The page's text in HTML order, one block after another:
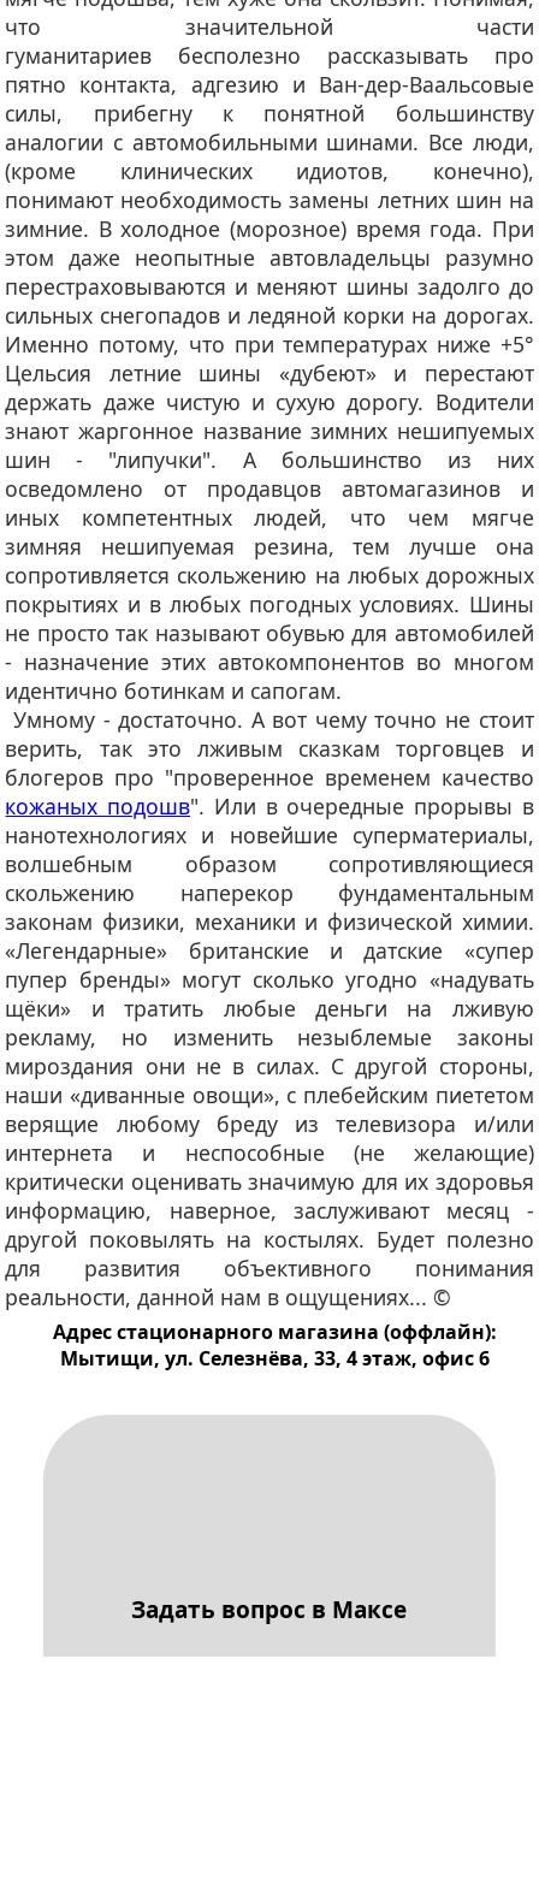
что значительной части
гуманитариев бесполезно рассказывать про
пятно контакта, адгезию и Ван-дер-Ваальсовые
силы, прибегну к понятной большинству
аналогии с автомобильными шинами. Все люди,
(кроме клинических идиотов, конечно),
понимают необходимость замены летних шин на
зимние. В холодное (морозное) время года. При
этом даже неопытные автовладельцы разумно
перестраховываются и меняют шины задолго до
сильных снегопадов и ледяной корки на дорогах.
Именно потому, что при температурах ниже +5°
Цельсия летние шины «дубеют» и перестают
держать даже чистую и сухую дорогу. Водители
знают жаргонное название зимних нешипуемых
шин - "липучки". А большинство из них
осведомлено от продавцов автомагазинов и
иных компетентных людей, что чем мягче
зимняя нешипуемая резина, тем лучше она
сопротивляется скольжению на любых дорожных
покрытиях и в любых погодных условиях. Шины
не просто так называют обувью для автомобилей
- назначение этих автокомпонентов во многом
идентично ботинкам и сапогам.
Умному - достаточно. А вот чему точно не стоит
верить, так это лживым сказкам торговцев и
блогеров про "проверенное временем качество
кожаных подошв". Или в очередные прорывы в
нанотехнологиях и новейшие суперматериалы,
волшебным образом сопротивляющиеся
скольжению наперекор фундаментальным
законам физики, механики и физической химии.
«Легендарные» британские и датские «супер
пупер бренды» могут сколько угодно «надувать
щёки» и тратить любые деньги на лживую
рекламу, но изменить незыблемые законы
мироздания они не в силах. С другой стороны,
наши «диванные овощи», с плебейским пиететом
верящие любому бреду из телевизора и/или
интернета и неспособные (не желающие)
критически оценивать значимую для их здоровья
информацию, наверное, заслуживают месяц -
другой поковылять на костылях. Будет полезно
для развития объективного понимания
реальности, данной нам в ощущениях... ©
Адрес стационарного магазина (оффлайн):
Мытищи, ул. Селезнёва, 33, 4 этаж, офис 6
Задать вопрос в Максе